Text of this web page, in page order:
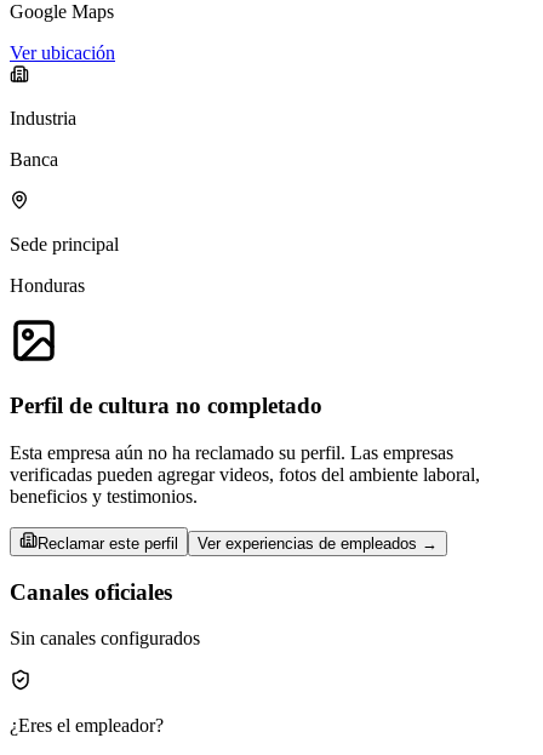
Google Maps
Ver ubicación
Industria
Banca
Sede principal
Honduras
Perfil de cultura no completado
Esta empresa aún no ha reclamado su perfil. Las empresas
verificadas pueden agregar videos, fotos del ambiente laboral,
beneficios y testimonios.
Reclamar este perfil Ver experiencias de empleados →
Canales oficiales
Sin canales configurados
¿Eres el empleador?